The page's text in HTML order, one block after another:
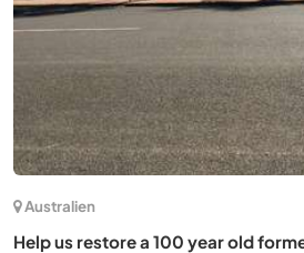
Australien
Help us restore a 100 year old